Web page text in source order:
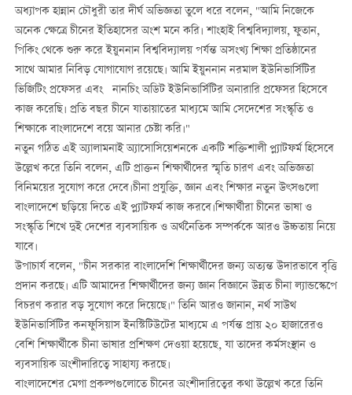
অধ্যাপক হান্নান চৌধুরী তার দীর্ঘ অভিজ্ঞতা তুলে ধরে বলেন, "আমি নিজেকে
অনেক ক্ষেত্রে চীনের ইতিহাসের অংশ মনে করি। শাংহাই বিশ্ববিদ্যালয়, ফুতান,
পিকিং থেকে শুরু করে ইয়ুননান বিশ্ববিদ্যালয় পর্যন্ত অসংখ্য শিক্ষা প্রতিষ্ঠানের
সাথে আমার নিবিড় যোগাযোগ রয়েছে। আমি ইয়ুননান নরমাল ইউনিভার্সিটির
ভিজিটিং প্রফেসর এবং নানচিং অডিট ইউনিভার্সিটির অনারারি প্রফেসর হিসেবে
কাজ করেছি। প্রতি বছর চীনে যাতায়াতের মাধ্যমে আমি সেদেশের সংস্কৃতি ও
শিক্ষাকে বাংলাদেশে বয়ে আনার চেষ্টা করি।"
নতুন গঠিত এই অ্যালামনাই অ্যাসোসিয়েশনকে একটি শক্তিশালী প্ল্যাটফর্ম হিসেবে
উল্লেখ করে তিনি বলেন, এটি প্রাক্তন শিক্ষার্থীদের স্মৃতি চারণ এবং অভিজ্ঞতা
বিনিময়ের সুযোগ করে দেবে।চীনা প্রযুক্তি, জ্ঞান এবং শিক্ষার নতুন উৎসগুলো
বাংলাদেশে ছড়িয়ে দিতে এই প্ল্যাটফর্ম কাজ করবে।শিক্ষার্থীরা চীনের ভাষা ও
সংস্কৃতি শিখে দুই দেশের ব্যবসায়িক ও অর্থনৈতিক সম্পর্ককে আরও উচ্চতায় নিয়ে
যাবে।
উপাচার্য বলেন, "চীন সরকার বাংলাদেশি শিক্ষার্থীদের জন্য অত্যন্ত উদারভাবে বৃত্তি
প্রদান করছে। এটি আমাদের শিক্ষার্থীদের জন্য জ্ঞান বিজ্ঞানে উন্নত চীনা ল্যান্ডস্কেপে
বিচরণ করার বড় সুযোগ করে দিয়েছে।" তিনি আরও জানান, নর্থ সাউথ
ইউনিভার্সিটির কনফুসিয়াস ইনস্টিটিউটের মাধ্যমে এ পর্যন্ত প্রায় ২০ হাজারেরও
বেশি শিক্ষার্থীকে চীনা ভাষার প্রশিক্ষণ দেওয়া হয়েছে, যা তাদের কর্মসংস্থান ও
ব্যবসায়িক অংশীদারিত্বে সাহায্য করছে।
বাংলাদেশের মেগা প্রকল্পগুলোতে চীনের অংশীদারিত্বের কথা উল্লেখ করে তিনি